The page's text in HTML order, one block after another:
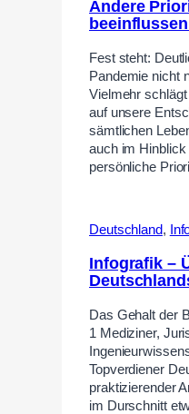
Andere
Fest steht:
Pandemie nicht
Vielmehr
auf unsere
sämtlichen
auch im Hinblick
persönliche
Deutschland,
Infografik –
Das Gehalt der
1 Mediziner,
Topverdiener
praktizierender
im Durschnitt